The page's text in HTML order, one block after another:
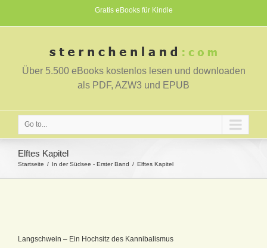
Gratis eBooks für Kindle
Über 5.500 eBooks kostenlos lesen und downloaden
als PDF, AZW3 und EPUB
Go to...
Elftes Kapitel
Startseite In der Südsee - Erster Band Elftes Kapitel
Langschwein – Ein Hochsitz des Kannibalismus